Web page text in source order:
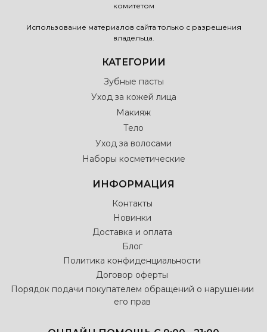
комитетом
Использование материалов сайта только с разрешения
владельца.
КАТЕГОРИИ
Зубные пасты
Уход за кожей лица
Макияж
Тело
Уход за волосами
Наборы косметические
ИНФОРМАЦИЯ
Контакты
Новинки
Доставка и оплата
Блог
Политика конфиденциальности
Договор оферты
Порядок подачи покупателем обращений о нарушении
его прав